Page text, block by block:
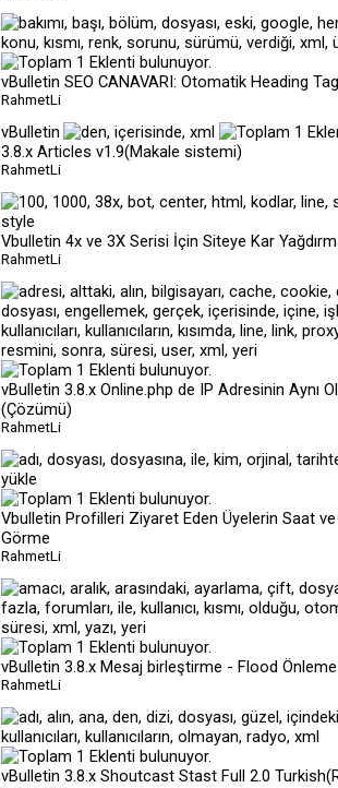
vBulletin SEO CANAVARI: Otomatik Heading
RahmetLi
vBulletin
3.8.x Articles v1.9(Makale sistemi)
RahmetLi
Vbulletin 4x ve 3X Serisi İçin Siteye Kar
RahmetLi
vBulletin 3.8.x Online.php de IP Adresinin Aynı
(Çözümü)
RahmetLi
Vbulletin Profilleri Ziyaret Eden Üyelerin Saat
Görme
RahmetLi
vBulletin 3.8.x Mesaj birleştirme - Flood
RahmetLi
vBulletin 3.8.x Shoutcast Stast Full 2.0